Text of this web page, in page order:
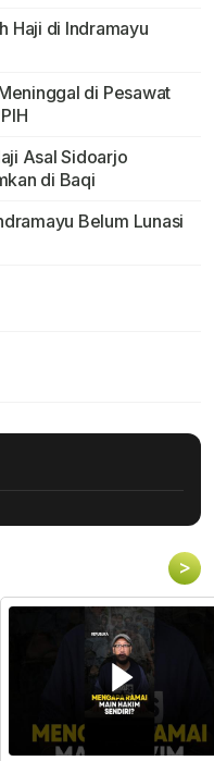
Haji di Indramayu
di Pesawat
Asal Sidoarjo
di Baqi
Belum Lunasi
>